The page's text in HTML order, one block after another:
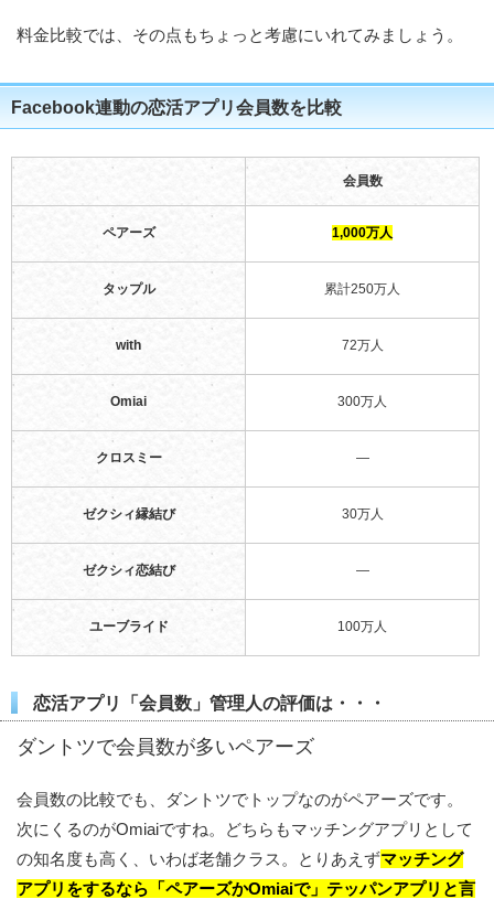
料金比較では、その点もちょっと考慮にいれてみましょう。
Facebook連動の恋活アプリ会員数を比較
会員数
ペアーズ 1,000万人
タップル 累計250万人
with 72万人
Omiai 300万人
クロスミー —
ゼクシィ縁結び 30万人
ゼクシィ恋結び —
ユーブライド 100万人
恋活アプリ「会員数」管理人の評価は・・・
ダントツで会員数が多いペアーズ
会員数の比較でも、ダントツでトップなのがペアーズです。
次にくるのがOmiaiですね。どちらもマッチングアプリとして
の知名度も高く、いわば老舗クラス。とりあえずマッチング
アプリをするなら「ペアーズかOmiaiで」テッパンアプリと言